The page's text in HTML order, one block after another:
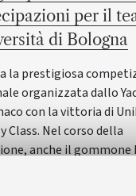
per il
di Bologna
la prestigiosa
organizzata dallo
con la vittoria di
Class. Nel corso della
anche il gommone